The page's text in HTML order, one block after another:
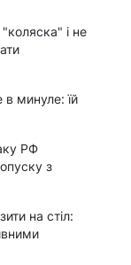
і не
минуле: їй
РФ
з
на стіл: